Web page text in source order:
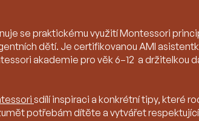
se praktickému využití Montessori
dětí. Je certifikovanou AMI
akademie pro věk 6–12 a držitelkou
sdílí inspiraci a konkrétní tipy, které
potřebám dítěte a vytvářet